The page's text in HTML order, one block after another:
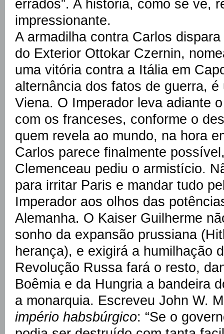
errados”. A história, como se vê,
impressionante.
A armadilha contra Carlos
do Exterior Ottokar Czernin,
uma vitória contra a Itália em
alternância dos fatos de guerra,
Viena. O Imperador leva adiante
com os franceses, conforme o
quem revela ao mundo, na hora
Carlos parece finalmente
Clemenceau pediu o armistício.
para irritar Paris e mandar tudo
Imperador aos olhos das
Alemanha. O Kaiser Guilherme
sonho da expansão prussiana
herança), e exigirá a humilhação
Revolução Russa fará o resto,
Boêmia e da Hungria a bandeira
a monarquia. Escreveu John W.
império habsbúrgico: “Se o